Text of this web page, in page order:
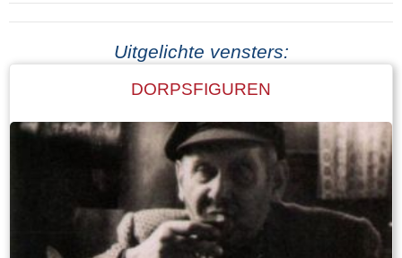
Uitgelichte vensters:
DORPSFIGUREN